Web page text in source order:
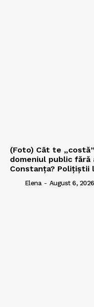
(Foto) Cât te
domeniul public fără
Constanța? Polițiștii
Elena - August 6, 2026